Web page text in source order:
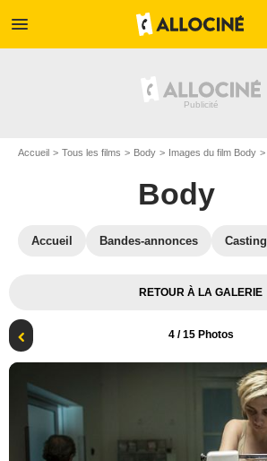
menu
Accueil Tous les films Body Images du film Body
Body
Accueil Bandes-annonces Casting
RETOUR À LA GALERIE
4/ 15 Photos